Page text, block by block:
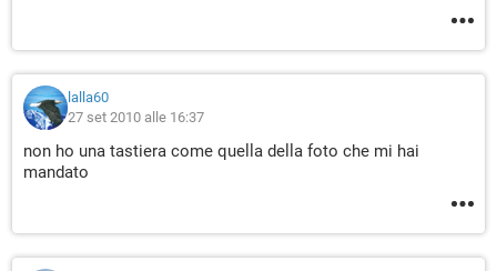
lalla60
27 set 2010 alle 16:37
non ho una tastiera come quella della foto che mi hai
mandato